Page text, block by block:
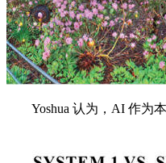
Yoshua 认为，AI 作为本